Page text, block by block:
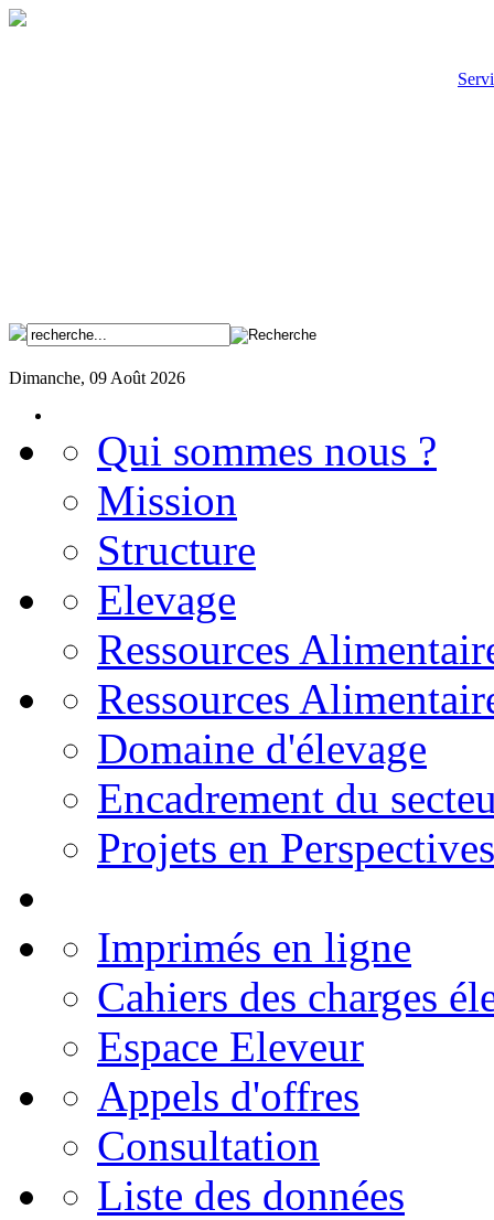
Dimanche, 09 Août 2026
Qui sommes nous ?
Mission
Structure
Elevage
Ressources
Ressources
Domaine d'élevage
Encadrement du
Projets en Perspectives
Imprimés en ligne
Cahiers des charges
Espace Eleveur
Appels d'offres
Consultation
Liste des données